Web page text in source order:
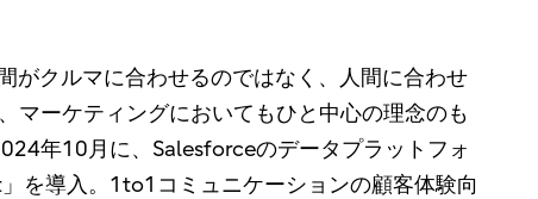
がクルマに合わせるのではなく、人間に合わせ
マーケティングにおいてもひと中心の理念のも
年10月に、Salesforceのデータプラットフォ
を導入。1to1コミュニケーションの顧客体験向